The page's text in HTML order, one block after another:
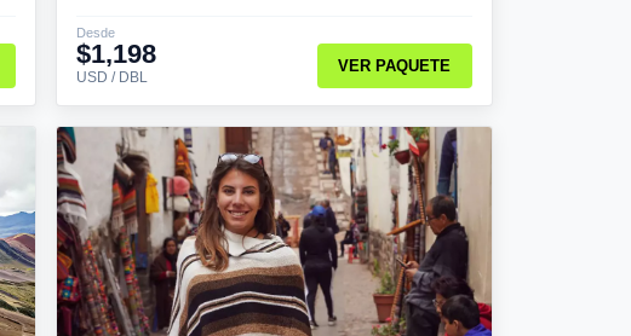
Desde
$1,198
USD / DBL
VER PAQUETE